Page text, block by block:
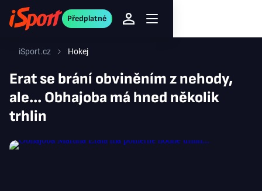
Předplatné
iSport.cz Hokej
Erat se brání obviněním z nehody,
ale... Obhajoba má hned několik
trhlin